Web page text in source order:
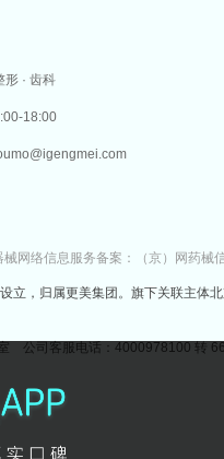
形 · 齿科
18:00
械网络信息服务备案：（京）网药械
立，归属更美集团。旗下关联主
公司客服电话：4000978100 转